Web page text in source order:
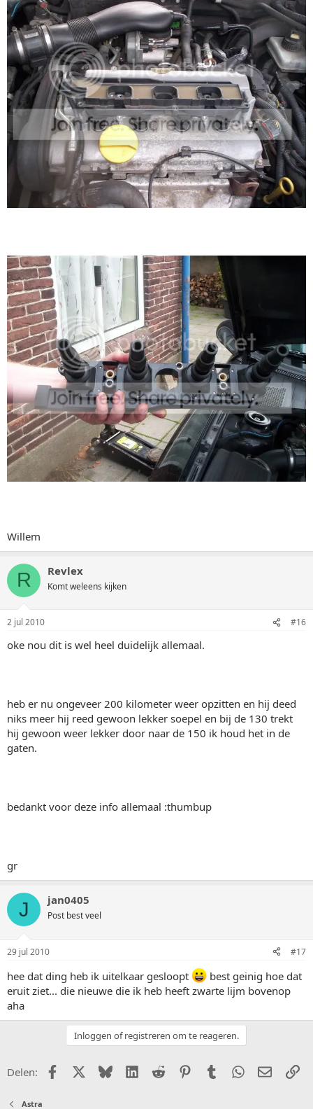
Willem
R Revlex
Komt weleens kijken
2 jul 2010 #16
oke nou dit is wel heel duidelijk allemaal.
heb er nu ongeveer 200 kilometer weer opzitten en hij deed
niks meer hij reed gewoon lekker soepel en bij de 130 trekt
hij gewoon weer lekker door naar de 150 ik houd het in de
gaten.
bedankt voor deze info allemaal :thumbup
gr
J jan0405
Post best veel
29 jul 2010 #17
hee dat ding heb ik uitelkaar gesloopt
best geinig hoe dat
eruit ziet... die nieuwe die ik heb heeft zwarte lijm bovenop
aha
Inloggen of registreren om te reageren.
Delen: FacebookX (Twitter)
BlueskyLinkedIn
Reddit PinterestTumblr WhatsApp
E-mail
Astra